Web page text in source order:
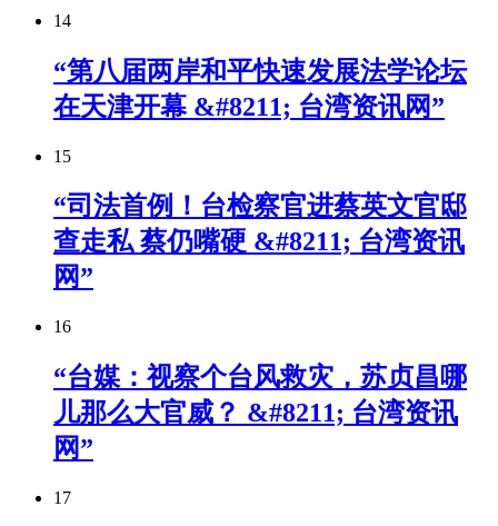
14
“第八届两岸和平快速发展法学论坛
在天津开幕 &#8211; 台湾资讯网”
15
“司法首例！台检察官进蔡英文官邸
查走私 蔡仍嘴硬 &#8211; 台湾资讯
网”
16
“台媒：视察个台风救灾，苏贞昌哪
儿那么大官威？ &#8211; 台湾资讯
网”
17